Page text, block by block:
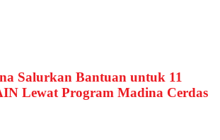
Salurkan Bantuan untuk 11
Lewat Program Madina Cerdas